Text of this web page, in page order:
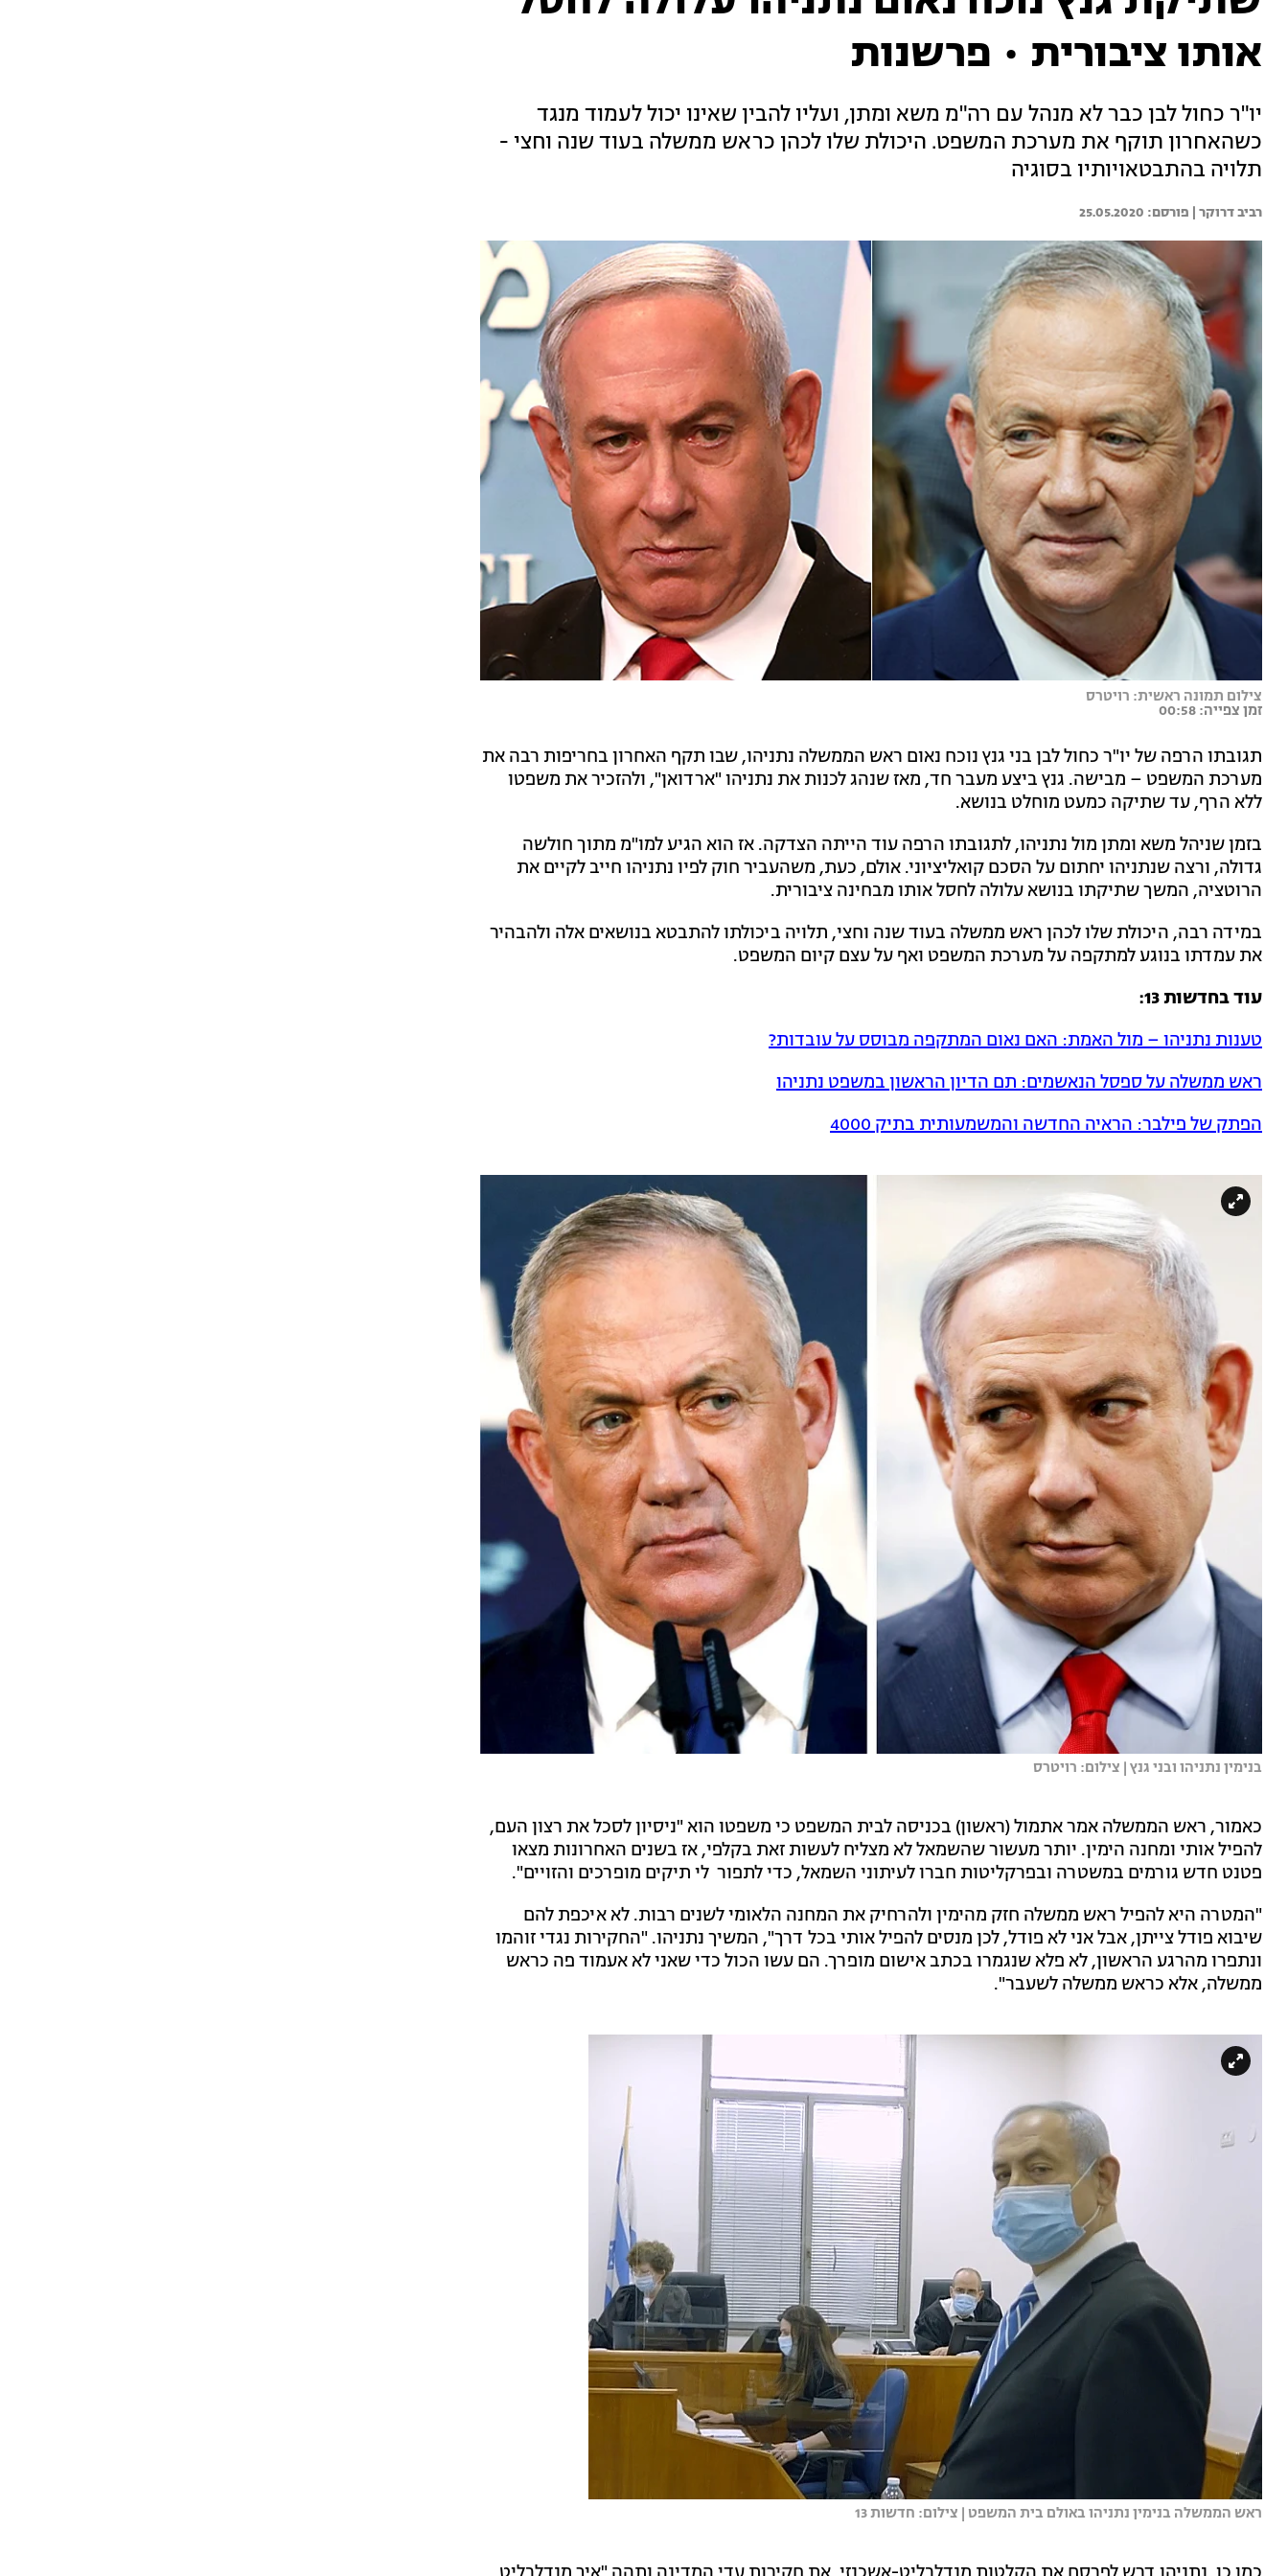
אותו ציבורית • פרשנות
יו"ר כחול לבן כבר לא מנהל עם רה"מ משא ומתן, ועליו להבין שאינו יכול לעמוד מנגד
כשהאחרון תוקף את מערכת המשפט. היכולת שלו לכהן כראש ממשלה בעוד שנה וחצי -
תלויה בהתבטאויותיו בסוגיה
רביב דרוקר | 25.05.2020
צילום תמונה ראשית: רויטרס
זמן צפייה: 00:58
תגובתו הרפה של יו"ר כחול לבן בני גנץ נוכח נאום ראש הממשלה נתניהו, שבו תקף האחרון בחריפות רבה את
מערכת המשפט – מבישה. גנץ ביצע מעבר חד, מאז שנהג לכנות את נתניהו "ארדואן", ולהזכיר את משפטו
ללא הרף, עד שתיקה כמעט מוחלט בנושא.
בזמן שניהל משא ומתן מול נתניהו, לתגובתו הרפה עוד הייתה הצדקה. אז הוא הגיע למו"מ מתוך חולשה
גדולה, ורצה שנתניהו יחתום על הסכם קואליציוני. אולם, כעת, משהעביר חוק לפיו נתניהו חייב לקיים את
הרוטציה, המשך שתיקתו בנושא עלולה לחסל אותו מבחינה ציבורית.
במידה רבה, היכולת שלו לכהן ראש ממשלה בעוד שנה וחצי, תלויה ביכולתו להתבטא בנושאים אלה ולהבהיר
את עמדתו בנוגע למתקפה על מערכת המשפט ואף על עצם קיום המשפט.
עוד בחדשות 13:
טענות נתניהו – מול האמת: האם נאום המתקפה מבוסס על עובדות?
ראש ממשלה על ספסל הנאשמים: תם הדיון הראשון במשפט נתניהו
הפתק של פילבר: הראיה החדשה והמשמעותית בתיק 4000
בנימין נתניהו ובני גנץ | צילום: רויטרס
כאמור, ראש הממשלה אמר אתמול (ראשון) בכניסה לבית המשפט כי משפטו הוא "ניסיון לסכל את רצון העם,
להפיל אותי ומחנה הימין. יותר מעשור שהשמאל לא מצליח לעשות זאת בקלפי, אז בשנים האחרונות מצאו
פטנט חדש גורמים במשטרה ובפרקליטות חברו לעיתוני השמאל, כדי לתפור לי תיקים מופרכים והזויים".
"המטרה היא להפיל ראש ממשלה חזק מהימין ולהרחיק את המחנה הלאומי לשנים רבות. לא איכפת להם
שיבוא פודל צייתן, אבל אני לא פודל, לכן מנסים להפיל אותי בכל דרך", המשיך נתניהו. "החקירות נגדי זוהמו
ונתפרו מהרגע הראשון, לא פלא שנגמרו בכתב אישום מופרך. הם עשו הכול כדי שאני לא אעמוד פה כראש
ממשלה, אלא כראש ממשלה לשעבר".
ראש הממשלה בנימין נתניהו באולם בית המשפט | צילום: חדשות 13